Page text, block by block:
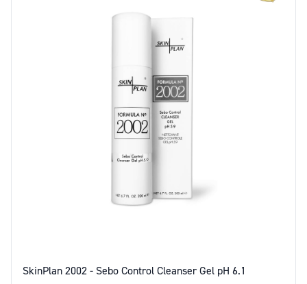
SkinPlan 2002 - Sebo Control Cleanser Gel pH 6.1